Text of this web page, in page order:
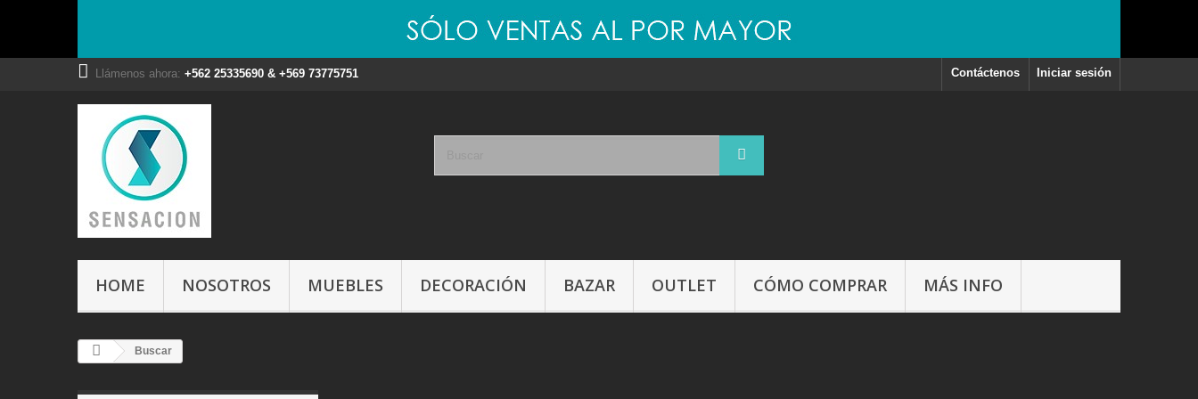
Iniciar sesión
Contáctenos
Llámenos ahora: +562 25335690 & +569 73775751
HOME NOSOTROS MUEBLES DECORACIÓN BAZAR OUTLET CÓMO COMPRAR MÁS INFO
Buscar